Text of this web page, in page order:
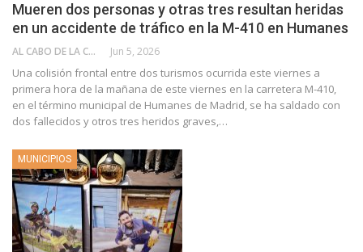
Mueren dos personas y otras tres resultan heridas
en un accidente de tráfico en la M-410 en Humanes
AL CABO DE LA CALLE Jun 5, 2026
Una colisión frontal entre dos turismos ocurrida este viernes a
primera hora de la mañana de este viernes en la carretera M-410,
en el término municipal de Humanes de Madrid, se ha saldado con
dos fallecidos y otros tres heridos graves,…
MUNICIPIOS